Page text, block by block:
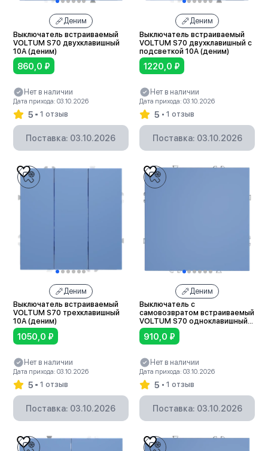
Деним
Выключатель встраиваемый
VOLTUM S70 двухклавишный
10А (деним)
860,0 ₽
Нет в наличии
Дата прихода: 03.10.2026
5 1 отзыв
Поставка: 03.10.2026
Деним
Выключатель встраиваемый
VOLTUM S70 двухклавишный с
подсветкой 10А (деним)
1220,0 ₽
Нет в наличии
Дата прихода: 03.10.2026
5 1 отзыв
Поставка: 03.10.2026
Деним
Выключатель встраиваемый
VOLTUM S70 трехклавишный
10А (деним)
1050,0 ₽
Нет в наличии
Дата прихода: 03.10.2026
5 1 отзыв
Поставка: 03.10.2026
Деним
Выключатель с
самовозвратом встраиваемый
VOLTUM S70 одноклавишный
10А (деним)
910,0 ₽
Нет в наличии
Дата прихода: 03.10.2026
5 1 отзыв
Поставка: 03.10.2026